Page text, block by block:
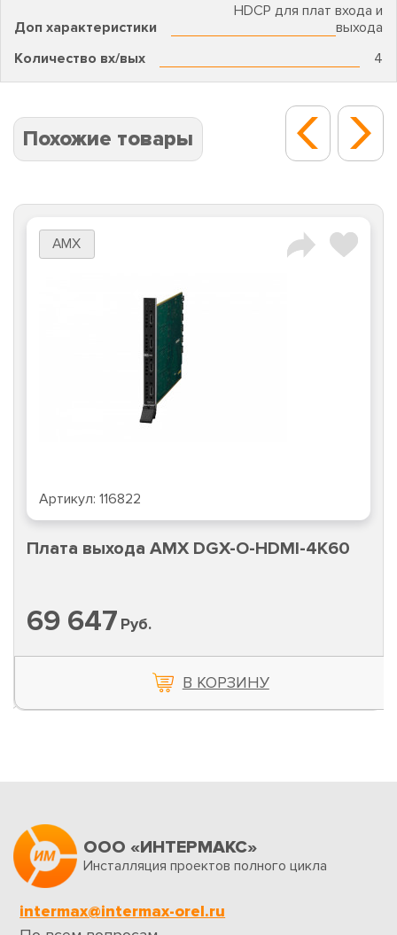
Доп характеристики
HDCP для плат входа и
выхода
Количество вх/вых
4
Похожие товары
AMX
Артикул: 116822
Плата выхода AMX DGX-O-HDMI-4K60
69 647 Руб.
В КОРЗИНУ
ООО «ИНТЕРМАКС»
Инсталляция проектов полного цикла
intermax@intermax-orel.ru